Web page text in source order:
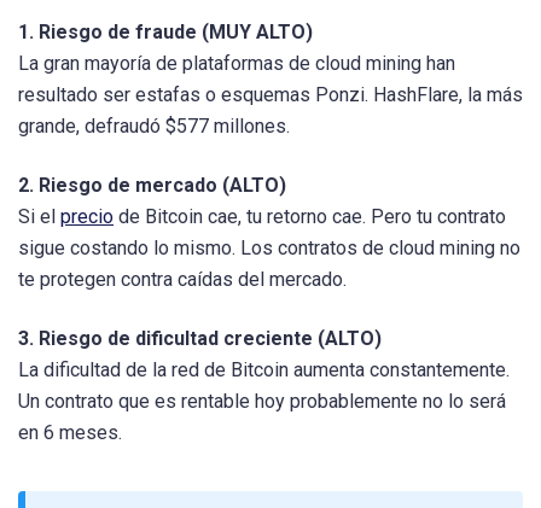
1. Riesgo de fraude (MUY ALTO)
La gran mayoría de plataformas de cloud mining han
resultado ser estafas o esquemas Ponzi. HashFlare, la más
grande, defraudó $577 millones.
2. Riesgo de mercado (ALTO)
Si el precio de Bitcoin cae, tu retorno cae. Pero tu contrato
sigue costando lo mismo. Los contratos de cloud mining no
te protegen contra caídas del mercado.
3. Riesgo de dificultad creciente (ALTO)
La dificultad de la red de Bitcoin aumenta constantemente.
Un contrato que es rentable hoy probablemente no lo será
en 6 meses.